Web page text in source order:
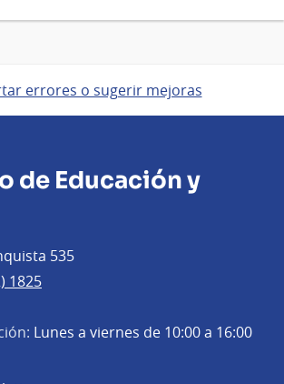
errores o sugerir mejoras
de Educación y
535
1825
Lunes a viernes de 10:00 a 16:00